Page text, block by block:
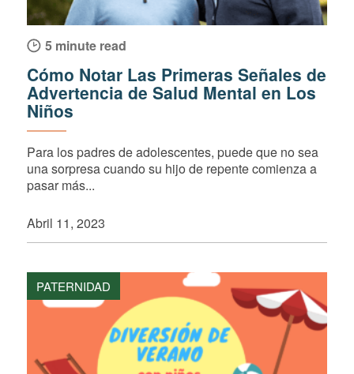
5 minute read
Cómo Notar Las Primeras Señales de
Advertencia de Salud Mental en Los
Niños
Para los padres de adolescentes, puede que no sea
una sorpresa cuando su hijo de repente comienza a
pasar más...
Abril 11, 2023
PATERNIDAD